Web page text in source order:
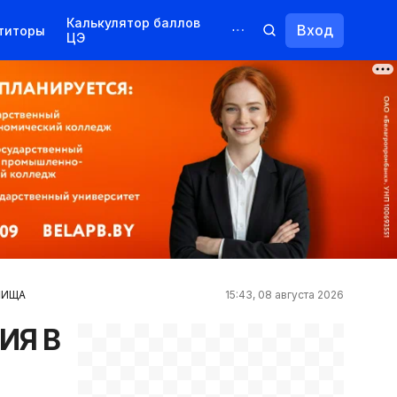
Калькулятор баллов
ЦЭ
Курсы
Переподготовка
Вход
15:43, 08 августа 2026
В